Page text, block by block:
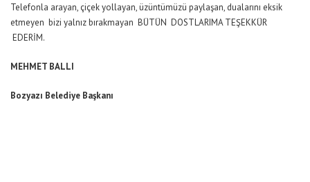
Telefonla arayan, çiçek yollayan, üzüntümüzü paylaşan, dualarını eksik
etmeyen bizi yalnız bırakmayan BÜTÜN DOSTLARIMA TEŞEKKÜR
EDERİM.
MEHMET BALLI
Bozyazı Belediye Başkanı